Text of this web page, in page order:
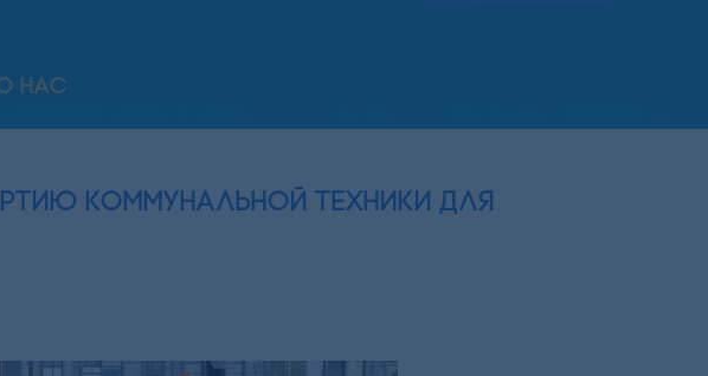
НАС
коммунальной техники для